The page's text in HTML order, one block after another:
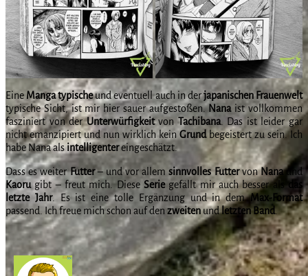
Eine Mangatypischeund eventuell auch in derjapanischen Frauenwelt
typische Sicht, ist mir hier sauer aufgestoßen.Nanaist vollkommen
fasziniert von derUnterwürfigkeitvon Tachibana. Das ist leider gar
nicht emanzipiert und nun wirklich kein Grundbegeistert zu sein. Ich
habe Nana alsintelligentereingeschätzt.
Dass es weiterFutter– und vor allemsinnvolles FuttervonNanaund
Kaorugibt – freut mich. Diese Seriegefällt mir auch besser als
das
letzte Jahr. Es ist eine tolle Ergänzung und in demMax-Format
passend. Ich freue mich schon auf denzweitenundletzten Band.